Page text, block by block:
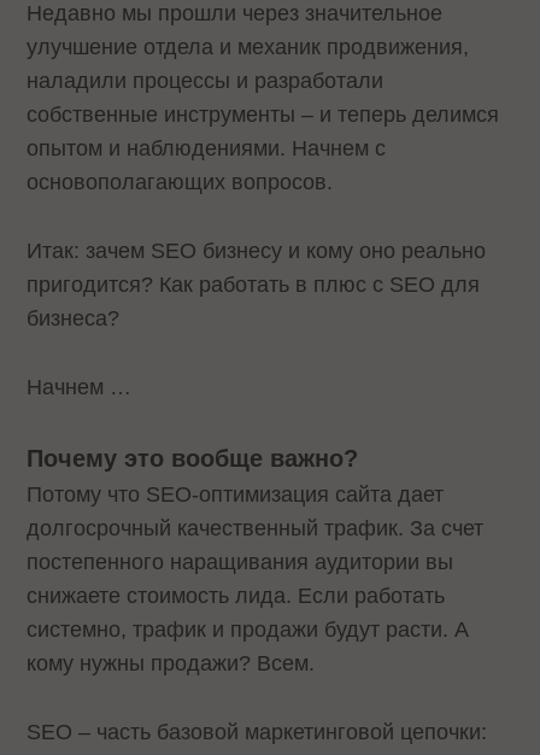
Недавно мы прошли через значительное
улучшение отдела и механик продвижения,
наладили процессы и разработали
собственные инструменты – и теперь делимся
опытом и наблюдениями. Начнем с
основополагающих вопросов.
Итак: зачем SEO бизнесу и кому оно реально
пригодится? Как работать в плюс с SEO для
бизнеса?
Начнем …
Почему это вообще важно?
Потому что SEO‑оптимизация сайта дает
долгосрочный качественный трафик. За счет
постепенного наращивания аудитории вы
снижаете стоимость лида. Если работать
системно, трафик и продажи будут расти. А
кому нужны продажи? Всем.
SEO – часть базовой маркетинговой цепочки: